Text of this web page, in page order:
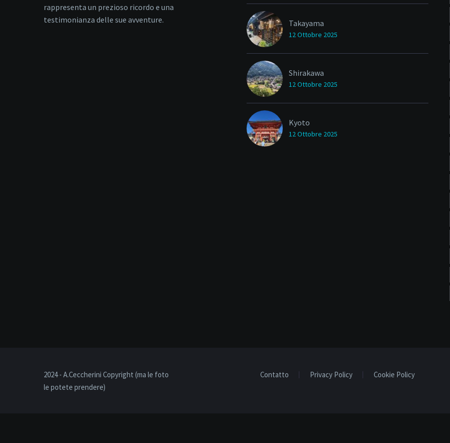
rappresenta un prezioso ricordo e una
testimonianza delle sue avventure.
Takayama
12 Ottobre 2025
Shirakawa
12 Ottobre 2025
Kyoto
12 Ottobre 2025
Contatto Privacy Policy Cookie Policy
2024 - A.Ceccherini Copyright (ma le foto
le potete prendere)